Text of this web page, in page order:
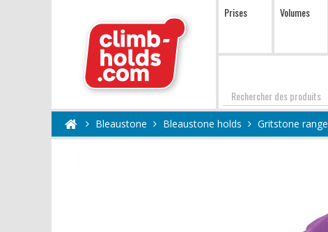
Prises Volumes
Chercher
Bleaustone Bleaustone holds Gritstone range